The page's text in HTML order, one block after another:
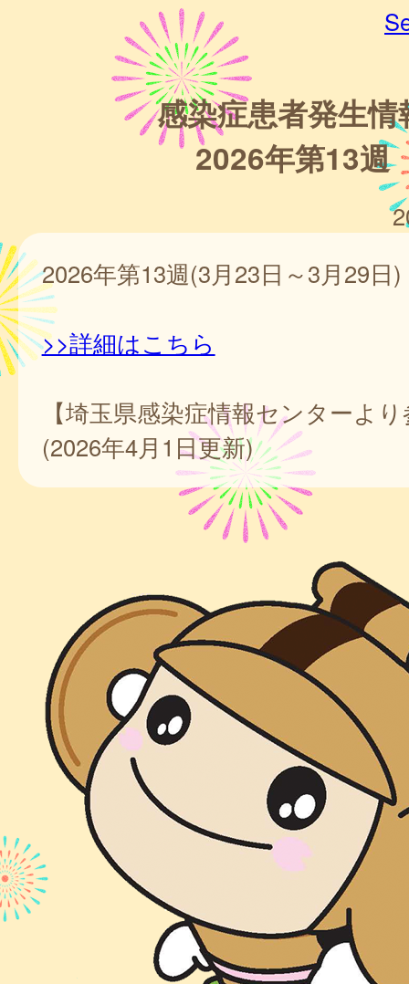
感染症患者発生情
2026年第13週
2026年第13週(3月23日～3月29日)
>>詳細はこちら
【埼玉県感染症情報センターよ
(2026年4月1日更新)